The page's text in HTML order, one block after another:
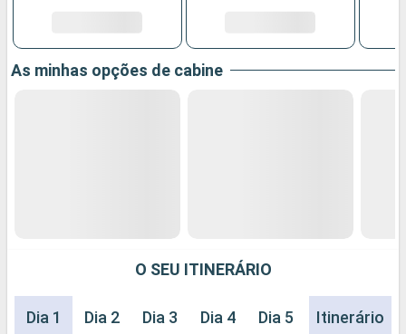
As minhas opções de cabine
O SEU ITINERÁRIO
Dia 1 Dia 2 Dia 3 Dia 4 Dia 5 Dia 6 Dia
Itinerário